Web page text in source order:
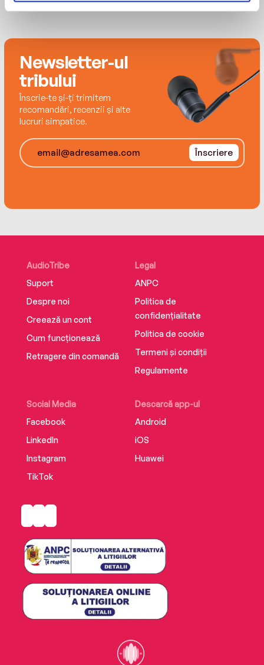
Newsletter-ul
tribului
Înscrie-te și-ți trimitem
recomandări, recenzii și alte
lucruri simpatice.
Înscriere
AudioTribe
Suport
Despre noi
Creează un cont
Cum funcționează
Retragere din comandă
Social Media
Facebook
LinkedIn
Instagram
TikTok
Descarcă app-ul
Android
iOS
Huawei
Legal
ANPC
Politica de
confidențialitate
Politica de cookie
Termeni și condiții
Regulamente